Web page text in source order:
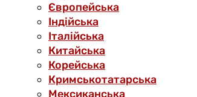
Європейська
Індійська
Італійська
Китайська
Корейська
Кримськотатарська
Мексиканська